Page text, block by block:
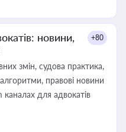
новини,
+80
змін, судова практика,
правові новини
для адвокатів